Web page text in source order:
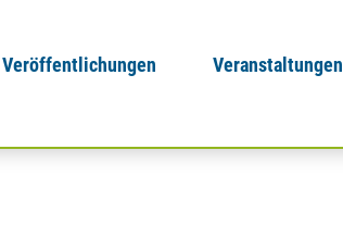
Veröffentlichungen Veranstaltungen